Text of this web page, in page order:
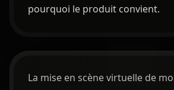
pourquoi le produit convient.
La mise en scène virtuelle de